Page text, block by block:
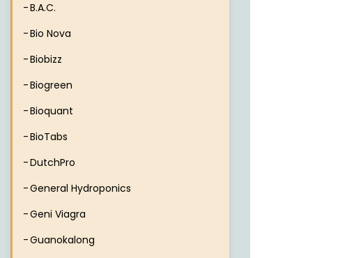
B.A.C.
Bio Nova
Biobizz
Biogreen
Bioquant
BioTabs
DutchPro
General Hydroponics
Geni Viagra
Guanokalong